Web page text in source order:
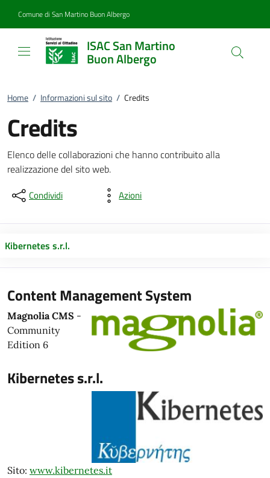
Comune di San Martino Buon Albergo
ISAC San Martino
Buon Albergo
Home / Informazioni sul sito / Credits
Credits
Elenco delle collaborazioni che hanno contribuito alla
realizzazione del sito web.
Condividi Azioni
Kibernetes s.r.l.
Content Management System
Magnolia CMS -
Community
Edition 6
Kibernetes s.r.l.
Sito: www.kibernetes.it